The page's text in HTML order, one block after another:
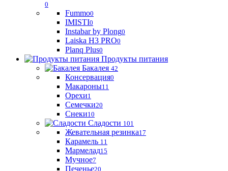
0
Fummo0
IMISTI0
Instabar by Plong0
Laiska H3 PRO0
Planq Plus0
Продукты питания
Бакалея 42
Консервация0
Макароны11
Орехи1
Семечки20
Снеки10
Сладости 101
Жевательная резинка17
Карамель 11
Мармелад15
Мучное7
Печенье20